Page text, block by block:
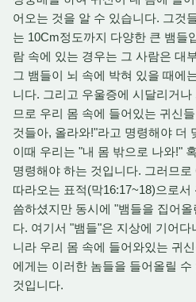
어오는 것을 알 수 있습니다. 그것
는 10Cm정도까지 다양한 큰 뱀들
람 속에 있는 경우는 그 사람은 대
그 뱀들이 뇌 속에 박혀 있을 때에
니다. 그리고 우울증에 시달리거
므로 우리 몸 속에 들어있는 귀신
것들아, 올라와!"라고 명령해야 더
이때 우리는 "내 몸 밖으로 나와!"
명령해야 하는 것입니다. 그러므
따라오는 표적(막16:17~18)으로
씀하셨지만 동시에 "뱀들을 집어
다. 여기서 "뱀들"은 지상에 기어
니라 우리 몸 속에 들어와있는 귀
에게는 이러한 놈들을 들어올릴
것입니다.